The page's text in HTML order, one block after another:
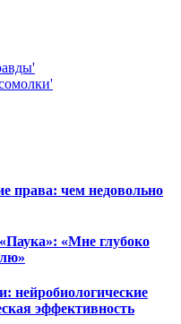
права: чем недовольно
«Мне глубоко
нейробиологические
эффективность